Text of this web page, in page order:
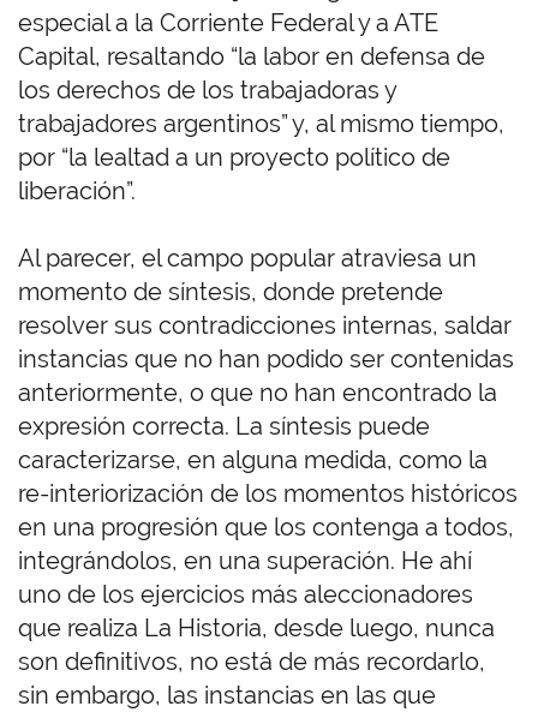
especial a la Corriente Federal y a ATE
Capital, resaltando “la labor en defensa de
los derechos de los trabajadoras y
trabajadores argentinos” y, al mismo tiempo,
por “la lealtad a un proyecto político de
liberación”.
Al parecer, el campo popular atraviesa un
momento de síntesis, donde pretende
resolver sus contradicciones internas, saldar
instancias que no han podido ser contenidas
anteriormente, o que no han encontrado la
expresión correcta. La síntesis puede
caracterizarse, en alguna medida, como la
re-interiorización de los momentos históricos
en una progresión que los contenga a todos,
integrándolos, en una superación. He ahí
uno de los ejercicios más aleccionadores
que realiza La Historia, desde luego, nunca
son definitivos, no está de más recordarlo,
sin embargo, las instancias en las que